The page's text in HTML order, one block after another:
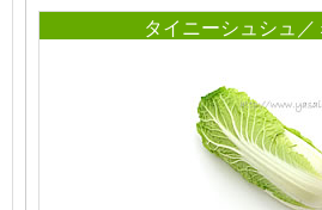
タイニーシュシュ